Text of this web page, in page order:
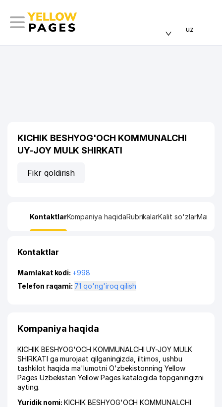
uz
KICHIK BESHYOG'OCH KOMMUNALCHI
UY-JOY MULK SHIRKATI
Fikr qoldirish
KontaktlarKompaniya haqidaRubrikalarKalit so'zlarManzil
Kontaktlar
Mamlakat kodi: +998
Telefon raqami:
71 qo'ng'iroq qilish
Kompaniya haqida
KICHIK BESHYOG'OCH KOMMUNALCHI UY-JOY MULK
SHIRKATI ga murojaat qilganingizda, iltimos, ushbu
tashkilot haqida ma'lumotni O'zbekistonning Yellow
Pages Uzbekistan Yellow Pages katalogida topganingizni
ayting.
Yuridik nomi:KICHIK BESHYOG'OCH KOMMUNALCHI